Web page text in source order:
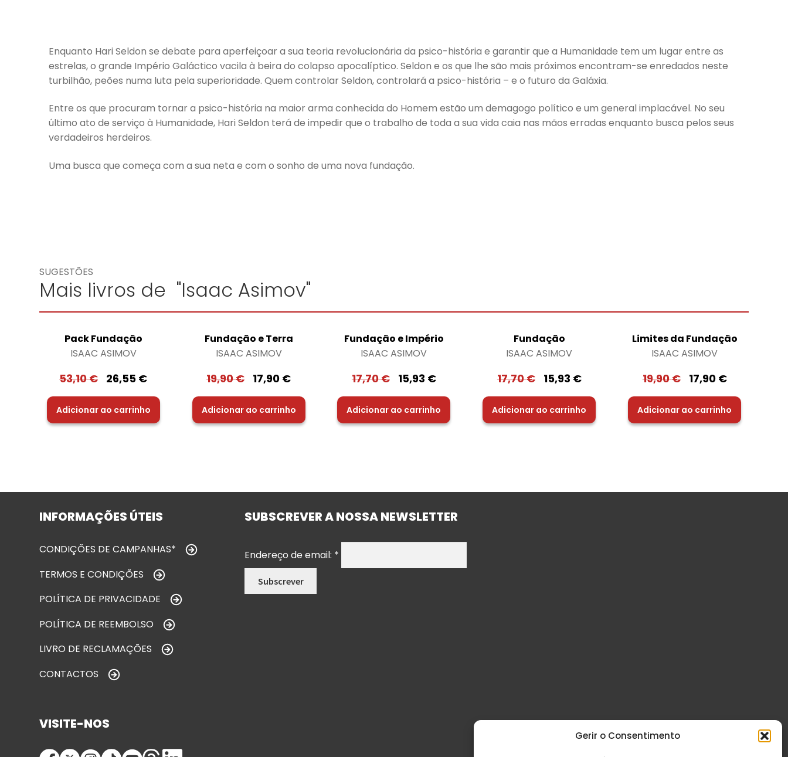
Gerir o Consentimento
Enquanto Hari Seldon se debate para aperfeiçoar a sua teoria revolucionária da psico-história e garantir que a Humanidade tem um lugar entre as
estrelas, o grande Império Galáctico vacila à beira do colapso apocalíptico. Seldon e os que lhe são mais próximos encontram-se enredados neste
turbilhão, peões numa luta pela superioridade. Quem controlar Seldon, controlará a psico-história – e o futuro da Galáxia.
Entre os que procuram tornar a psico-história na maior arma conhecida do Homem estão um demagogo político e um general implacável. No seu
último ato de serviço à Humanidade, Hari Seldon terá de impedir que o trabalho de toda a sua vida caia nas mãos erradas enquanto busca pelos seus
verdadeiros herdeiros.
Uma busca que começa com a sua neta e com o sonho de uma nova fundação.
SUGESTÕES
Mais livros de "Isaac Asimov"
Pack Fundação
ISAAC ASIMOV
53,10€ 26,55 €
Adicionar ao carrinho
Fundação e Terra
ISAAC ASIMOV
19,90€ 17,90 €
Adicionar ao carrinho
Fundação e Império
ISAAC ASIMOV
17,70€ 15,93 €
Adicionar ao carrinho
Fundação
ISAAC ASIMOV
17,70€ 15,93 €
Adicionar ao carrinho
Limites da Fundação
ISAAC ASIMOV
19,90€ 17,90 €
Adicionar ao carrinho
INFORMAÇÕES ÚTEIS
CONDIÇÕES DE CAMPANHAS*
TERMOS E CONDIÇÕES
POLÍTICA DE PRIVACIDADE
POLÍTICA DE REEMBOLSO
LIVRO DE RECLAMAÇÕES
CONTACTOS
SUBSCREVER A NOSSA NEWSLETTER
Endereço de email: *
VISITE-NOS